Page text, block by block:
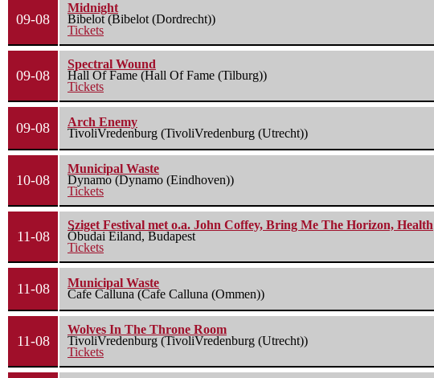
09-08
Midnight
Bibelot (Bibelot (Dordrecht))
Tickets
09-08
Spectral Wound
Hall Of Fame (Hall Of Fame (Tilburg))
Tickets
09-08
Arch Enemy
TivoliVredenburg (TivoliVredenburg (Utrecht))
10-08
Municipal Waste
Dynamo (Dynamo (Eindhoven))
Tickets
11-08
Sziget Festival met o.a. John Coffey, Bring Me The Horizon, Health
Óbudai Eiland, Budapest
Tickets
11-08
Municipal Waste
Cafe Calluna (Cafe Calluna (Ommen))
11-08
Wolves In The Throne Room
TivoliVredenburg (TivoliVredenburg (Utrecht))
Tickets